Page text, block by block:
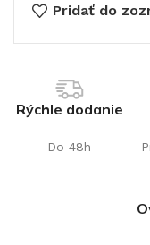
Pridať do
Rýchle dodanie
Do 48h